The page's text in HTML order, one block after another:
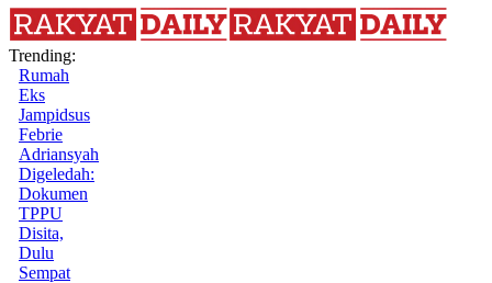
Trending:
Rumah
Eks
Jampidsus
Febrie
Adriansyah
Digeledah:
Dokumen
TPPU
Disita,
Dulu
Sempat